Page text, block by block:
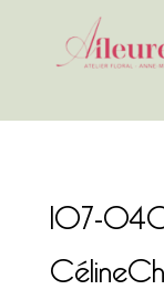
107-